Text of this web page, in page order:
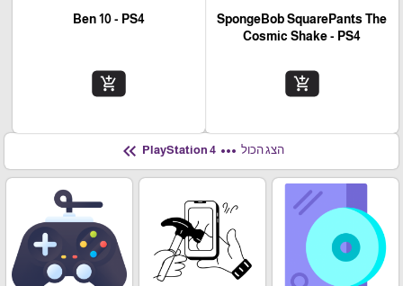
SpongeBob SquarePants The
Cosmic Shake - PS4
add_shopping_cart
Ben 10 - PS4
add_shopping_cart
הצג הכול more_horiz
keyboard_double_arrow_left